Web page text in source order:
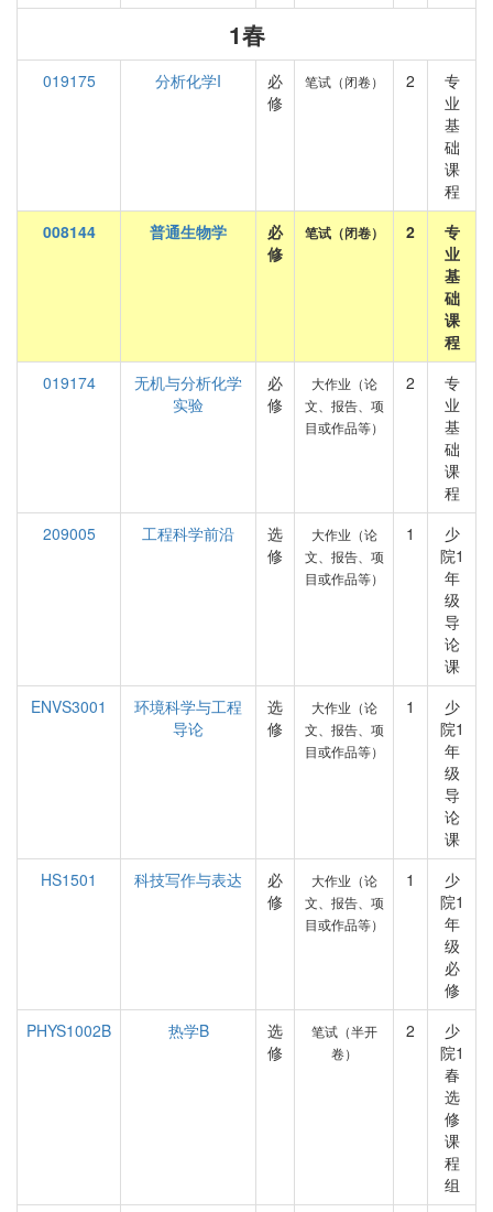
1春
019175 分析化学I
必
修
笔试（闭卷） 2
专
业
基
础
课
程
008144
普通生物学
必
修
笔试（闭卷） 2
专
业
基
础
课
程
019174
无机与分析化学
实验
必
修
大作业（论
文、报告、项
目或作品等）
2
专
业
基
础
课
程
209005
工程科学前沿
选
修
大作业（论
文、报告、项
目或作品等）
1
少
院1
年
级
导
论
课
ENVS3001
环境科学与工程
导论
选
修
大作业（论
文、报告、项
目或作品等）
1
少
院1
年
级
导
论
课
HS1501
科技写作与表达
必
修
大作业（论
文、报告、项
目或作品等）
1
少
院1
年
级
必
修
PHYS1002B
热学B
选
修
笔试（半开
卷）
2
少
院1
春
选
修
课
程
组